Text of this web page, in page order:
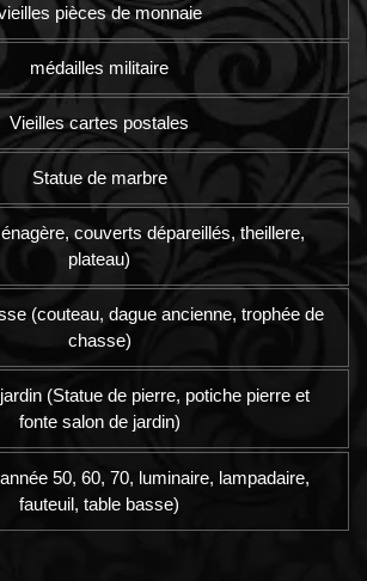
pièces de monnaie
médailles militaire
Vieilles cartes postales
Statue de marbre
couverts dépareillés, theillere,
plateau)
(couteau, dague ancienne, trophée de
chasse)
(Statue de pierre, potiche pierre et
fonte salon de jardin)
50, 60, 70, luminaire, lampadaire,
fauteuil, table basse)